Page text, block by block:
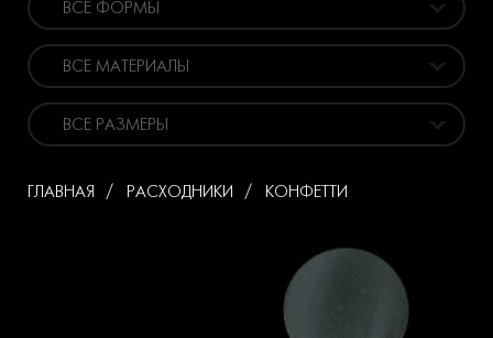
ВСЕ ФОРМЫ
ВСЕ МАТЕРИАЛЫ
ВСЕ РАЗМЕРЫ
ГЛАВНАЯ РАСХОДНИКИ КОНФЕТТИ